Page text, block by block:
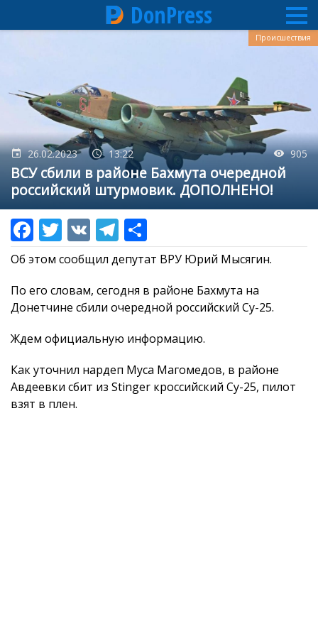
содержанию
DonPress
26.02.2023 13:22 905
ВСУ сбили в районе Бахмута очередной
российский штурмовик. ДОПОЛНЕНО!
Происшествия
Об этом сообщил депутат ВРУ Юрий Мысягин.
По его словам, сегодня в районе Бахмута на
Донетчине сбили очередной российский Су-25.
Ждем официальную информацию.
Как уточнил нардеп Муса Магомедов, в районе
Авдеевки сбит из Stinger кроссийский Су-25, пилот
взят в плен.